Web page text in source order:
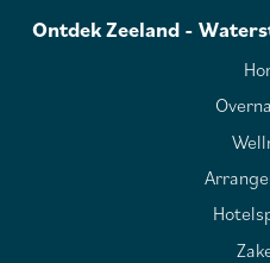
Ontdek Zeeland -